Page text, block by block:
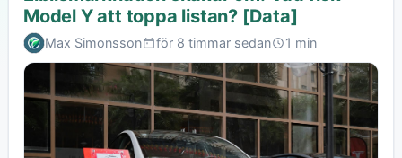
Model Y att toppa listan? [Data]
Max Simonsson för 8 timmar sedan 1 min